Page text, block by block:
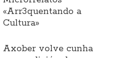
«Arr3quentando a
Cultura»
Axober volve cunha